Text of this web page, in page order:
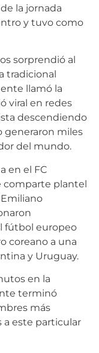
la jornada
y tuvo como
sorprendió al
tradicional
llamó la
viral en redes
descendiendo
generaron miles
del mundo.
en el FC
comparte plantel
fútbol europeo
coreano a una
y Uruguay.
en la
terminó
más
a este particular